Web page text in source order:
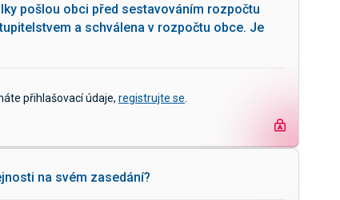
pošlou obci před sestavováním rozpočtu
a schválena v rozpočtu obce. Je
přihlašovací údaje, registrujte se
na svém zasedání?